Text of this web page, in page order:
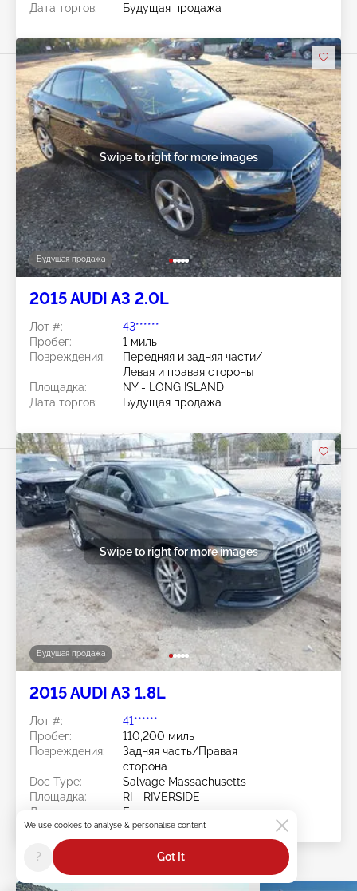
Дата торгов:
Будущая продажа
Будущая продажа
Swipe to right for more images
2015 AUDI A3 2.0L
Лот #:
43******
Пробег:
1 миль
Повреждения:
Передняя и задняя части/
Левая и правая стороны
Площадка:
NY - LONG ISLAND
Дата торгов:
Будущая продажа
Будущая продажа
Swipe to right for more images
2015 AUDI A3 1.8L
Лот #:
41******
Пробег:
110,200 миль
Повреждения:
Задняя часть/Правая
сторона
Doc Type:
Salvage Massachusetts
Площадка:
RI - RIVERSIDE
Дата торгов:
Будущая продажа
Популярные автомобили
We use cookies to analyse & personalise content
? Got It